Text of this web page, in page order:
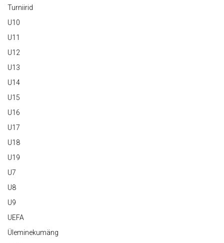
Turniirid
U10
U11
U12
U13
U14
U15
U16
U17
U18
U19
U7
U8
U9
UEFA
Üleminekumäng